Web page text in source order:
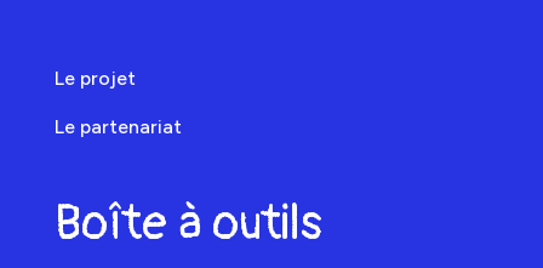
Le projet
Le partenariat
Boîte à outils